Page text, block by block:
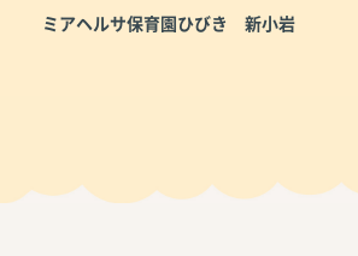
ミアヘルサ保育園ひびき 新小岩